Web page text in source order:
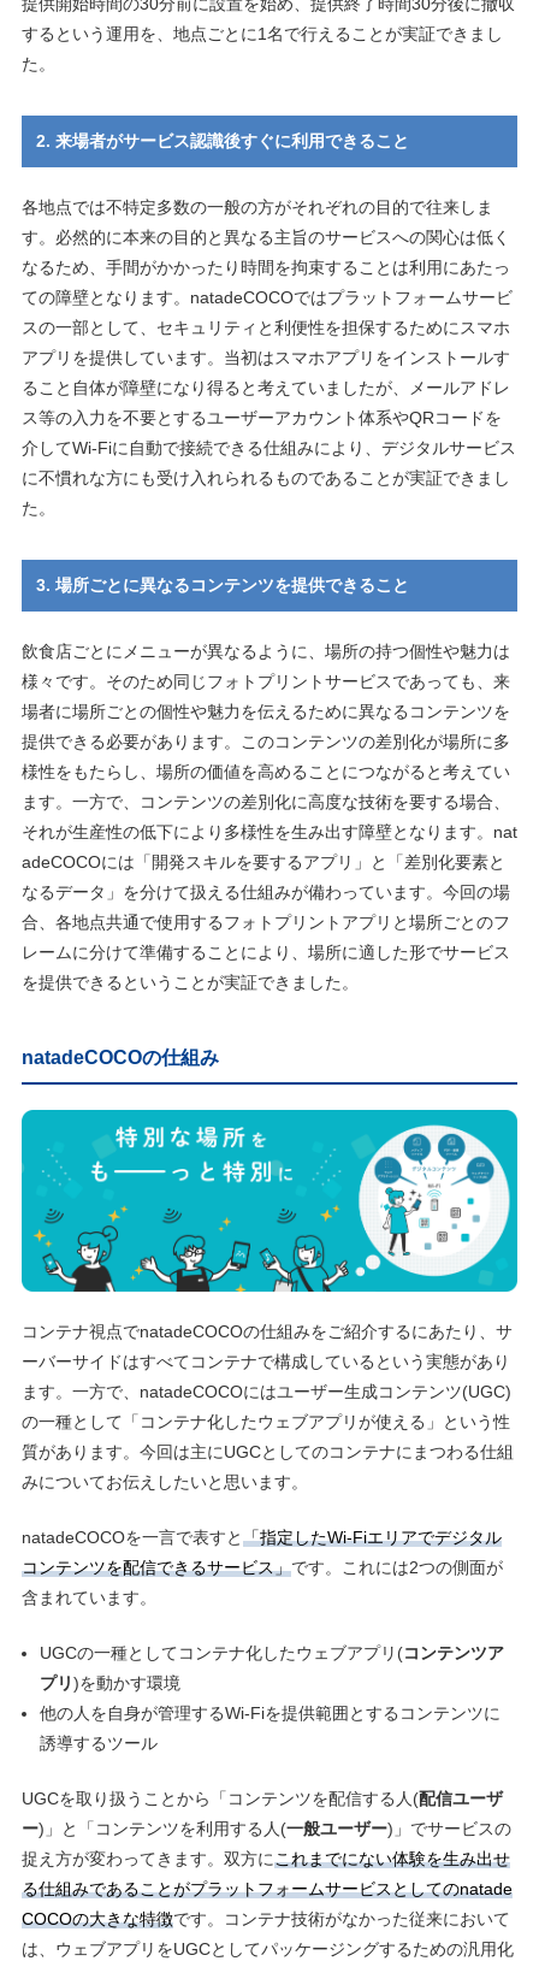
するという運⽤を、地点ごとに1名で⾏えることが実証できまし
た。
2. 来場者がサービス認識後すぐに利⽤できること
各地点では不特定多数の⼀般の⽅がそれぞれの⽬的で往来しま
す。必然的に本来の⽬的と異なる主旨のサービスへの関⼼は低く
なるため、⼿間がかかったり時間を拘束することは利⽤にあたっ
ての障壁となります。natadeCOCOではプラットフォームサービ
スの⼀部として、セキュリティと利便性を担保するためにスマホ
アプリを提供しています。当初はスマホアプリをインストールす
ること⾃体が障壁になり得ると考えていましたが、メールアドレ
ス等の⼊⼒を不要とするユーザーアカウント体系やQRコードを
介してWi-Fiに⾃動で接続できる仕組みにより、デジタルサービス
に不慣れな⽅にも受け⼊れられるものであることが実証できまし
た。
3. 場所ごとに異なるコンテンツを提供できること
飲⾷店ごとにメニューが異なるように、場所の持つ個性や魅⼒は
様々です。そのため同じフォトプリントサービスであっても、来
場者に場所ごとの個性や魅⼒を伝えるために異なるコンテンツを
提供できる必要があります。このコンテンツの差別化が場所に多
様性をもたらし、場所の価値を⾼めることにつながると考えてい
ます。⼀⽅で、コンテンツの差別化に⾼度な技術を要する場合、
それが⽣産性の低下により多様性を⽣み出す障壁となります。nat
adeCOCOには「開発スキルを要するアプリ」と「差別化要素と
なるデータ」を分けて扱える仕組みが備わっています。今回の場
合、各地点共通で使⽤するフォトプリントアプリと場所ごとのフ
レームに分けて準備することにより、場所に適した形でサービス
を提供できるということが実証できました。
natadeCOCOの仕組み
コンテナ視点でnatadeCOCOの仕組みをご紹介するにあたり、サ
ーバーサイドはすべてコンテナで構成しているという実態があり
ます。⼀⽅で、natadeCOCOにはユーザー⽣成コンテンツ(UGC)
の⼀種として「コンテナ化したウェブアプリが使える」という性
質があります。今回は主にUGCとしてのコンテナにまつわる仕組
みについてお伝えしたいと思います。
natadeCOCOを⼀⾔で表すと「指定したWi-Fiエリアでデジタル
コンテンツを配信できるサービス」です。これには2つの側⾯が
含まれています。
UGCの⼀種としてコンテナ化したウェブアプリ(コンテンツア
プリ)を動かす環境
他の⼈を⾃⾝が管理するWi-Fiを提供範囲とするコンテンツに
誘導するツール
UGCを取り扱うことから「コンテンツを配信する⼈(配信ユーザ
ー)」と「コンテンツを利⽤する⼈(⼀般ユーザー)」でサービスの
捉え⽅が変わってきます。双⽅にこれまでにない体験を⽣み出せ
る仕組みであることがプラットフォームサービスとしてのnatade
COCOの⼤きな特徴です。コンテナ技術がなかった従来において
は、ウェブアプリをUGCとしてパッケージングするための汎⽤化